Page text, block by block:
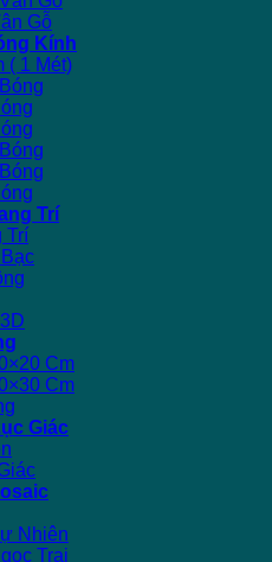
Gỗ
Kính
( 1 Mét)
Trí
Trí
Cm
Cm
Giác
Nhiên
Trai